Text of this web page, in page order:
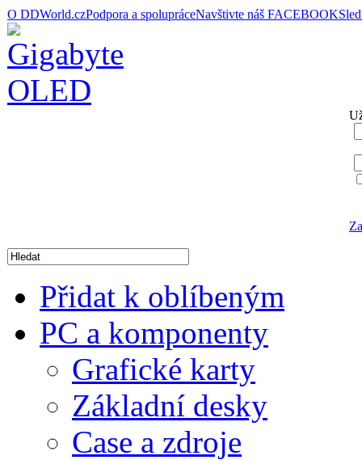
O DDWorld.czPodpora a spolupráceNavštivte náš FACEBOOK
Přidat k oblíbeným
PC a komponenty
Grafické karty
Základní desky
Case a zdroje